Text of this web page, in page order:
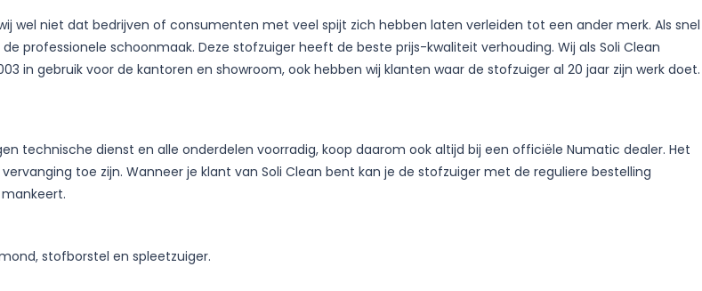
wel niet dat bedrijven of consumenten met veel spijt zich hebben laten verleiden tot een ander merk. Als snel
schoonmaak. Deze stofzuiger heeft de beste prijs-kwaliteit verhouding. Wij als Soli Clean
in gebruik voor de kantoren en showroom, ook hebben wij klanten waar de stofzuiger al 20 jaar zijn werk doet.
technische dienst en alle onderdelen voorradig, koop daarom ook altijd bij een officiële Numatic dealer. Het
toe zijn. Wanneer je klant van Soli Clean bent kan je de stofzuiger met de reguliere bestelling
stofborstel en spleetzuiger.